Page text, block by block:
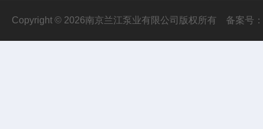
Copyright © 2026南京兰江泵业有限公司版权所有 备案号